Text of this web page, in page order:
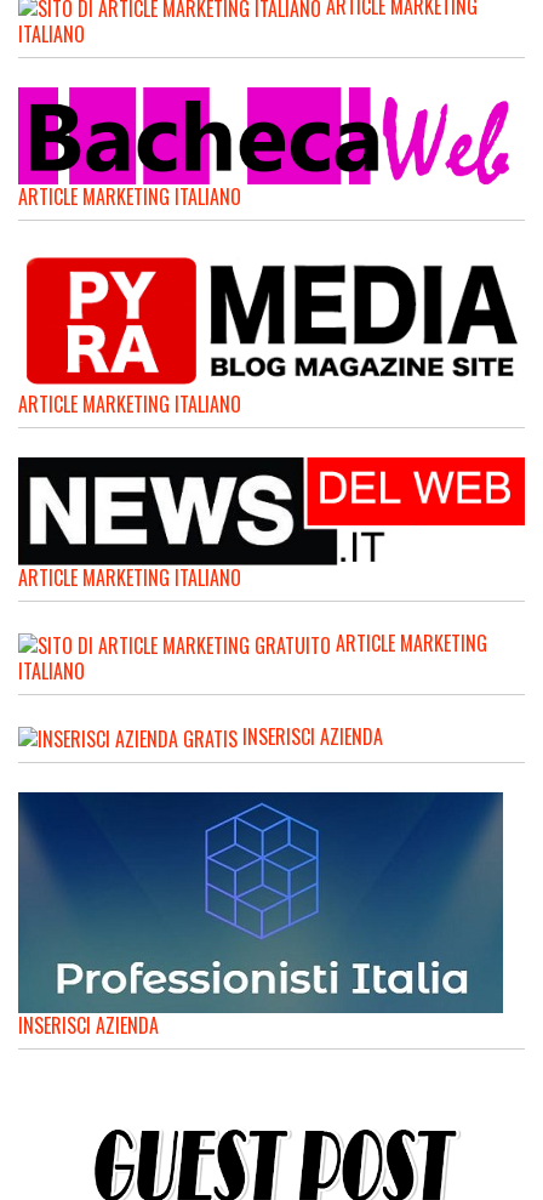
ARTICLE MARKETING
ITALIANO
ARTICLE MARKETING ITALIANO
ARTICLE MARKETING ITALIANO
ARTICLE MARKETING ITALIANO
ARTICLE MARKETING
ITALIANO
INSERISCI AZIENDA
INSERISCI AZIENDA